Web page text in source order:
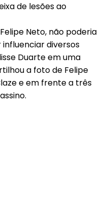
de lesões ao
Neto, não poderia
diversos
Duarte em uma
a foto de Felipe
e em frente a três